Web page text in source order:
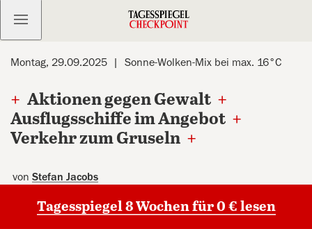
Kostenlos anmelden
Montag, 29.09.2025 Sonne-Wolken-Mix bei max. 16°C
+ Aktionen gegen Gewalt +
Ausflugsschiffe im Angebot +
Verkehr zum Gruseln +
von Stefan Jacobs
Tagesspiegel 8 Wochen für 0 € lesen